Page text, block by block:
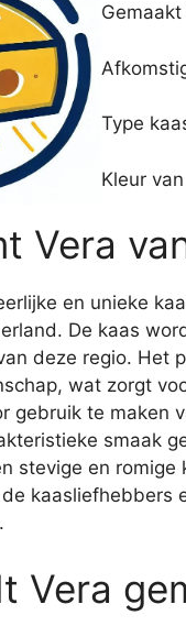
Type
Kleur
Vera
en unieke
De kaas
deze regio. Het
wat zorgt
gebruik te maken
smaak
stevige en romige
kaasliefhebbers
Vera